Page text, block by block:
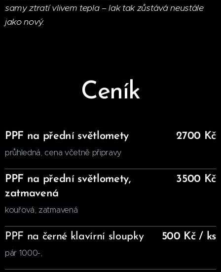
samy ztratí vlivem tepla – lak tak zůstává neustále
jako nový.
Ceník
PPF na přední světlomety
průhledná, cena včetně připravy
2700 Kč
PPF na přední světlomety,
zatmavená
kouřová, zatmavená
3500 Kč
PPF na černé klavírní sloupky
pár 1000-,
500 Kč / ks